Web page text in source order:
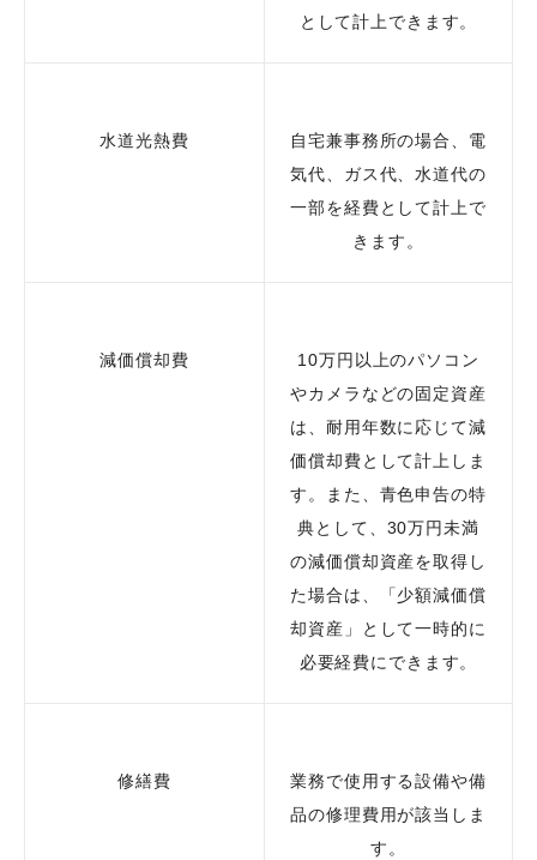
として計上できます。
水道光熱費
自宅兼事務所の場合、電
気代、ガス代、水道代の
一部を経費として計上で
きます。
減価償却費
10万円以上のパソコン
やカメラなどの固定資産
は、耐用年数に応じて減
価償却費として計上しま
す。また、青色申告の特
典として、30万円未満
の減価償却資産を取得し
た場合は、「少額減価償
却資産」として一時的に
必要経費にできます。
修繕費
業務で使用する設備や備
品の修理費用が該当しま
す。